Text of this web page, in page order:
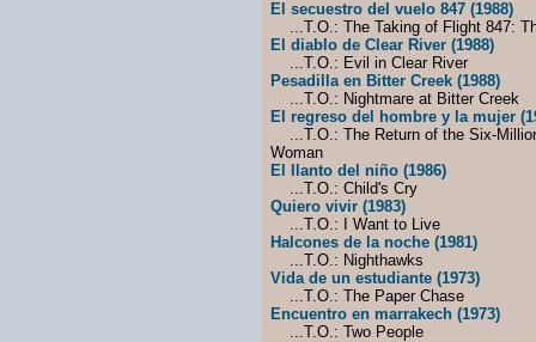
El secuestro del vuelo 847 (1988)
...T.O.: The Taking of Flight 847:
El diablo de Clear River (1988)
...T.O.: Evil in Clear River
Pesadilla en Bitter Creek (1988)
...T.O.: Nightmare at Bitter Creek
El regreso del hombre y la mujer
...T.O.: The Return of the Six-
Woman
El llanto del niño (1986)
...T.O.: Child's Cry
Quiero vivir (1983)
...T.O.: I Want to Live
Halcones de la noche (1981)
...T.O.: Nighthawks
Vida de un estudiante (1973)
...T.O.: The Paper Chase
Encuentro en marrakech (1973)
...T.O.: Two People